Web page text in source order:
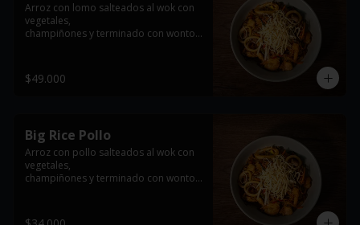
Arroz con lomo salteados al wok con
vegetales,
champiñones y terminado con wonton
*imagen de referencia se entrega con
la proteína seleccionada
$49.000
Big Rice Pollo
Arroz con pollo salteados al wok con
vegetales,
champiñones y terminado con wonton
*imagen de referencia se entrega con